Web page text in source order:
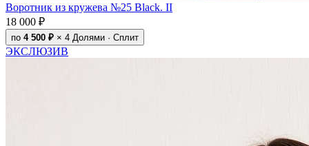
Воротник из кружева №25 Black. II
18 000 ₽
по 4 500 ₽ × 4 Долями · Сплит
ЭКСЛЮЗИВ